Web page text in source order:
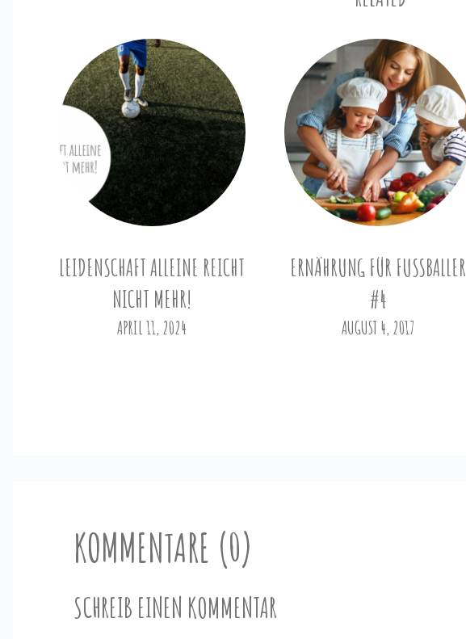
LEIDENSCHAFT ALLEINE REICHT
NICHT MEHR!
APRIL 11, 2024
ERNÄHRUNG FÜR FUSSBALLER #
4
AUGUST 4, 2017
KOMMENTARE (0)
SCHREIB EINEN KOMMENTAR